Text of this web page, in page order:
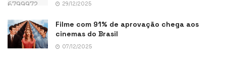
29/12/2025
Filme com 91% de aprovação chega aos
cinemas do Brasil
07/12/2025